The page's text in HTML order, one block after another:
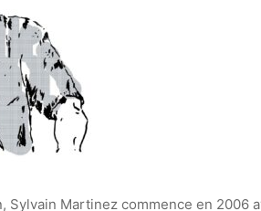
Sylvain Martinez commence en 2006